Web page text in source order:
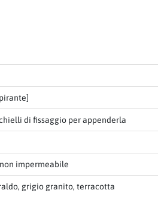
di fissaggio per appenderla
impermeabile
grigio granito, terracotta